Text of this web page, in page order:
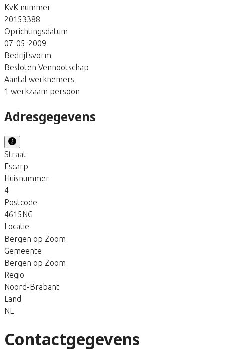
KvK nummer
20153388
Oprichtingsdatum
07-05-2009
Bedrijfsvorm
Besloten Vennootschap
Aantal werknemers
1 werkzaam persoon
Adresgegevens
Straat
Escarp
Huisnummer
4
Postcode
4615NG
Locatie
Bergen op Zoom
Gemeente
Bergen op Zoom
Regio
Noord-Brabant
Land
NL
Contactgegevens